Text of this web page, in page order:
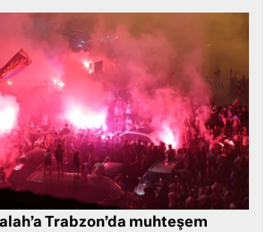
Trabzon’da muhteşem